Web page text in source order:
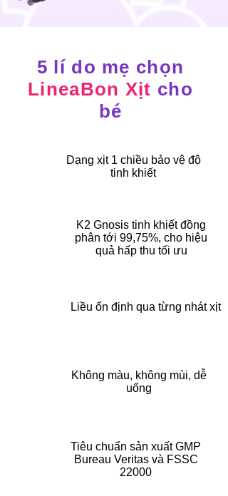
5 lí do mẹ chọn
LineaBon Xịt cho
bé
​Dạng xịt 1 chiều bảo vệ độ
tinh khiết
K2 Gnosis tinh khiết đồng
phân tới 99,75%, cho hiệu
quả hấp thu tối ưu
Liều ổn định qua từng nhát xịt
Không màu, không mùi, dễ
uống
Tiêu chuẩn sản xuất GMP
Bureau Veritas và FSSC
22000